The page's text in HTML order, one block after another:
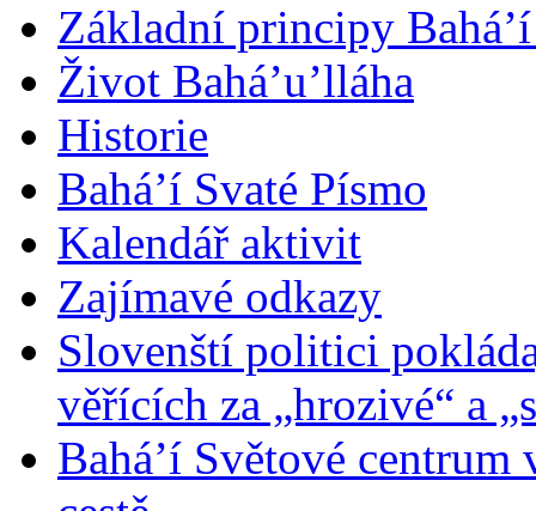
Základní principy
Život Bahá’u’lláha
Historie
Bahá’í Svaté Písmo
Kalendář aktivit
Zajímavé odkazy
Slovenští politici
věřících za „hrozivé“ a
Bahá’í Světové